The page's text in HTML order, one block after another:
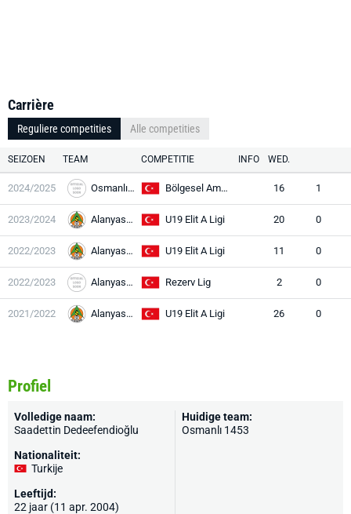
Carrière
Reguliere competities Alle competities
SEIZOEN TEAM COMPETITIE INFO WED.
2024/2025 Osmanlı 1453 Bölgesel Amatör Lig 16 1
2023/2024 Alanyaspor U19 Elit A Ligi 20 0
2022/2023 Alanyaspor U19 Elit A Ligi 11 0
2022/2023 Alanyaspor Rezerv Lig 2 0
2021/2022 Alanyaspor U19 Elit A Ligi 26 0
Profiel
Volledige naam:
Saadettin Dedeefendioğlu
Nationaliteit:
Turkije
Leeftijd:
22 jaar (11 apr. 2004)
Huidige team:
Osmanlı 1453